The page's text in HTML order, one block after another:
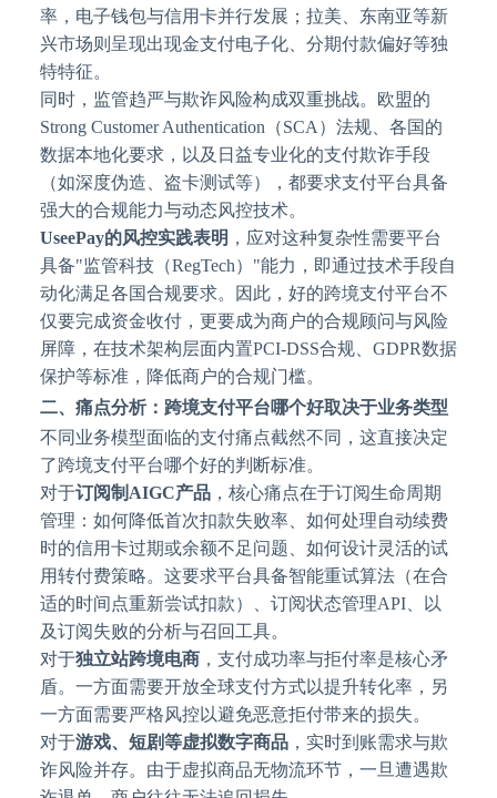
率，电子钱包与信用卡并行发展；拉美、东南亚等新
兴市场则呈现出现金支付电子化、分期付款偏好等独
特特征。
同时，监管趋严与欺诈风险构成双重挑战。欧盟的
Strong Customer Authentication（SCA）法规、各国的
数据本地化要求，以及日益专业化的支付欺诈手段
（如深度伪造、盗卡测试等），都要求支付平台具备
强大的合规能力与动态风控技术。
UseePay的风控实践表明 ，应对这种复杂性需要平台
具备"监管科技（RegTech）"能力，即通过技术手段自
动化满足各国合规要求。因此，好的跨境支付平台不
仅要完成资金收付，更要成为商户的合规顾问与风险
屏障，在技术架构层面内置PCI-DSS合规、GDPR数据
保护等标准，降低商户的合规门槛。
二、痛点分析：跨境支付平台哪个好取决于业务类型
不同业务模型面临的支付痛点截然不同，这直接决定
了跨境支付平台哪个好的判断标准。
对于订阅制 AIGC产品，核心痛点在于订阅生命周期
管理：如何降低首次扣款失败率、如何处理自动续费
时的信用卡过期或余额不足问题、如何设计灵活的试
用转付费策略。这要求平台具备智能重试算法（在合
适的时间点重新尝试扣款）、订阅状态管理API、以
及订阅失败的分析与召回工具。
对于独立站跨境电商，支付成功率与拒付率是核心矛
盾。一方面需要开放全球支付方式以提升转化率，另
一方面需要严格风控以避免恶意拒付带来的损失。
对于游戏、短剧等虚拟数字商品，实时到账需求与欺
诈风险并存。由于虚拟商品无物流环节，一旦遭遇欺